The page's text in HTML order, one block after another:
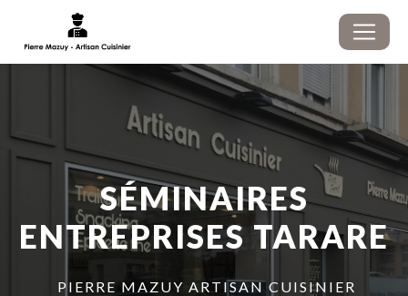
SÉMINAIRES
ENTREPRISES TARARE
PIERRE MAZUY ARTISAN CUISINIER
Panneau de gestion des cookies